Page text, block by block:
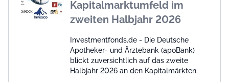
Kapitalmarktumfeld im
zweiten Halbjahr 2026
Investmentfonds.de - Die Deutsche
Apotheker- und Ärztebank (apoBank)
blickt zuversichtlich auf das zweite
Halbjahr 2026 an den Kapitalmärkten.